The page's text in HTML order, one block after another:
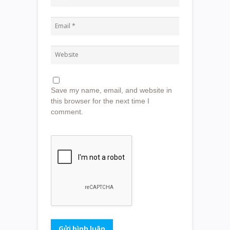
Save my name, email, and website in
this browser for the next time I
comment.